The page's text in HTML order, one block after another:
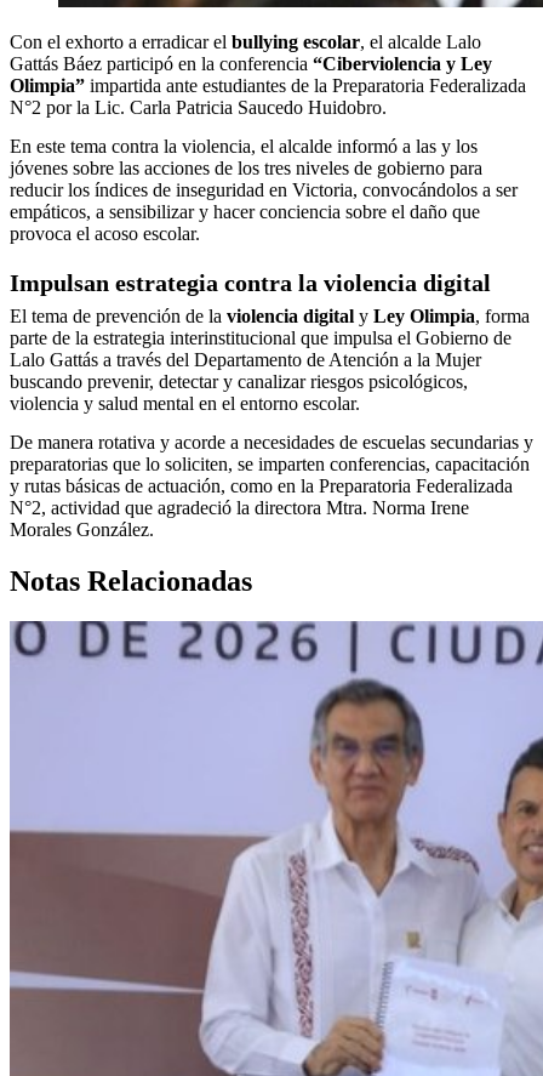
Con el exhorto a erradicar el bullying escolar, el alcalde Lalo
Gattás Báez participó en la conferencia “Ciberviolencia y Ley
Olimpia” impartida ante estudiantes de la Preparatoria Federalizada
N°2 por la Lic. Carla Patricia Saucedo Huidobro.
En este tema contra la violencia, el alcalde informó a las y los
jóvenes sobre las acciones de los tres niveles de gobierno para
reducir los índices de inseguridad en Victoria, convocándolos a ser
empáticos, a sensibilizar y hacer conciencia sobre el daño que
provoca el acoso escolar.
Impulsan estrategia contra la violencia digital
El tema de prevención de la violencia digital y Ley Olimpia, forma
parte de la estrategia interinstitucional que impulsa el Gobierno de
Lalo Gattás a través del Departamento de Atención a la Mujer
buscando prevenir, detectar y canalizar riesgos psicológicos,
violencia y salud mental en el entorno escolar.
De manera rotativa y acorde a necesidades de escuelas secundarias y
preparatorias que lo soliciten, se imparten conferencias, capacitación
y rutas básicas de actuación, como en la Preparatoria Federalizada
N°2, actividad que agradeció la directora Mtra. Norma Irene
Morales González.
Notas Relacionadas